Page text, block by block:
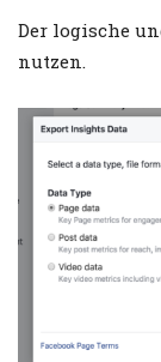
Der logische
nutzen.